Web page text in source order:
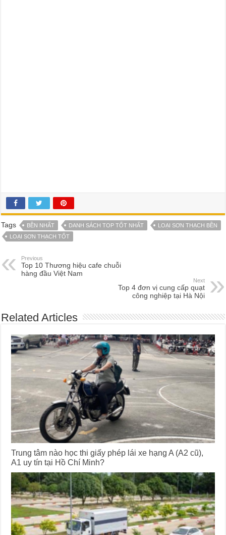
Tags BỀN NHẤT DANH SÁCH TOP TỐT NHẤT
LOẠI SƠN THẠCH BỀN
LOẠI SƠN THẠCH TỐT
Previous
Top 10 Thương hiệu cafe chuỗi
hàng đầu Việt Nam
Next
Top 4 đơn vị cung cấp quạt
công nghiệp tại Hà Nội
Related Articles
Trung tâm nào học thi giấy phép lái xe hạng A (A2 cũ),
A1 uy tín tại Hồ Chí Minh?